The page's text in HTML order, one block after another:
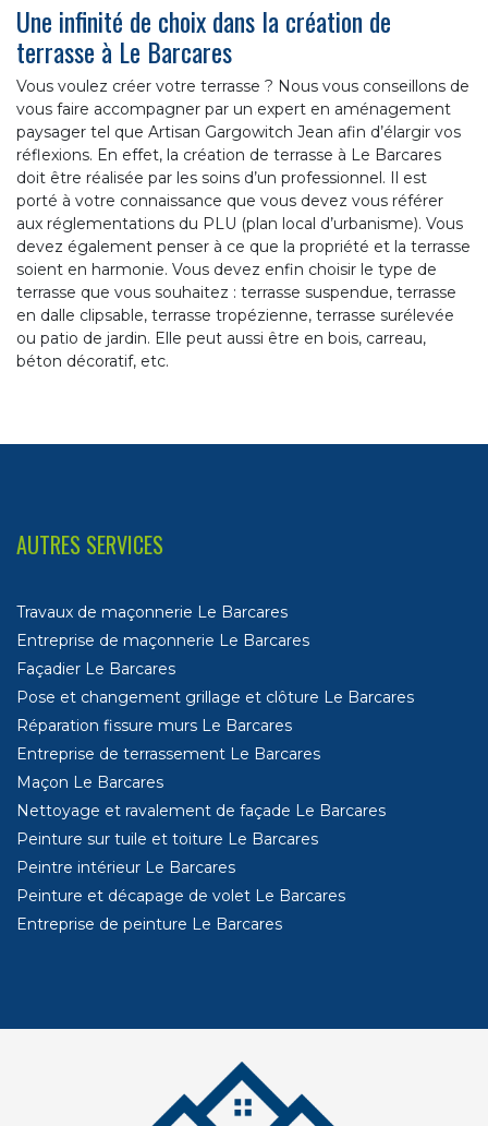
Une infinité de choix dans la création de
terrasse à Le Barcares
Vous voulez créer votre terrasse ? Nous vous conseillons de
vous faire accompagner par un expert en aménagement
paysager tel que Artisan Gargowitch Jean afin d’élargir vos
réflexions. En effet, la création de terrasse à Le Barcares
doit être réalisée par les soins d’un professionnel. Il est
porté à votre connaissance que vous devez vous référer
aux réglementations du PLU (plan local d’urbanisme). Vous
devez également penser à ce que la propriété et la terrasse
soient en harmonie. Vous devez enfin choisir le type de
terrasse que vous souhaitez : terrasse suspendue, terrasse
en dalle clipsable, terrasse tropézienne, terrasse surélevée
ou patio de jardin. Elle peut aussi être en bois, carreau,
béton décoratif, etc.
AUTRES SERVICES
Travaux de maçonnerie Le Barcares
Entreprise de maçonnerie Le Barcares
Façadier Le Barcares
Pose et changement grillage et clôture Le Barcares
Réparation fissure murs Le Barcares
Entreprise de terrassement Le Barcares
Maçon Le Barcares
Nettoyage et ravalement de façade Le Barcares
Peinture sur tuile et toiture Le Barcares
Peintre intérieur Le Barcares
Peinture et décapage de volet Le Barcares
Entreprise de peinture Le Barcares